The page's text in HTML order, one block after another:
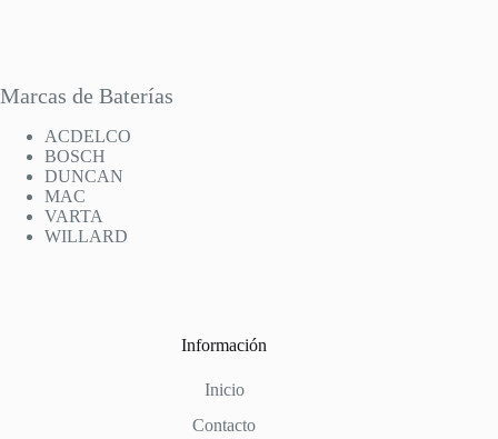
Marcas de Baterías
ACDELCO
BOSCH
DUNCAN
MAC
VARTA
WILLARD
Información
Inicio
Contacto